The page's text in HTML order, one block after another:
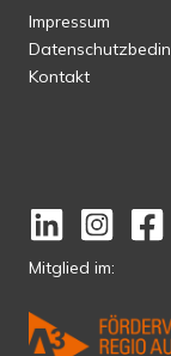
Impressum
Kontakt
Mitglied im: